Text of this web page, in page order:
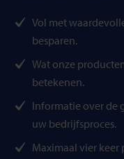
Vol met
besparen.
Wat onze
betekenen.
Informatie over de
uw bedrijfsproces.
Maximaal vier keer